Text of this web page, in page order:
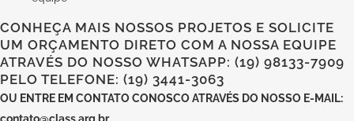
CONHEÇA MAIS NOSSOS PROJETOS E SOLICITE
UM ORÇAMENTO DIRETO COM A NOSSA EQUIPE
ATRAVÉS DO NOSSO WHATSAPP: (19) 98133-7909
PELO TELEFONE: (19) 3441-3063
OU ENTRE EM CONTATO CONOSCOATRAVÉS DO NOSSO E-MAIL: